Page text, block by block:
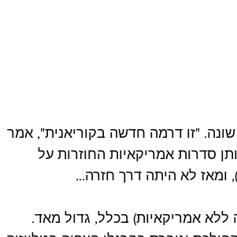
"זו דרמה חדשה בקוריאנית", אמר
סדרות אמריקאיות החוזרות על
ללא אמריקאיות) בכלל, גדול מאד.